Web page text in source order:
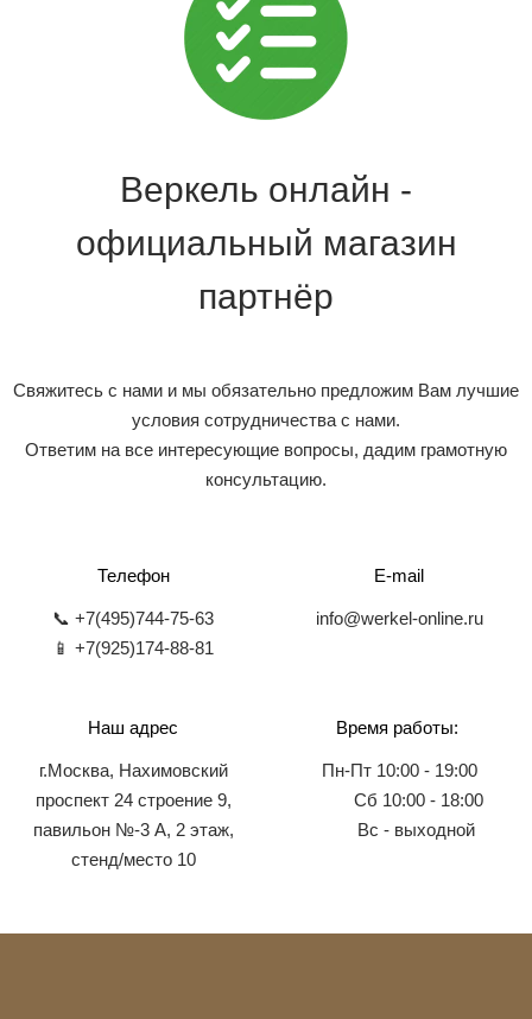
Веркель онлайн -
официальный магазин
партнёр
Свяжитесь с нами и мы обязательно предложим Вам лучшие
условия сотрудничества с нами.
Ответим на все интересующие вопросы, дадим грамотную
консультацию.
Телефон
📞 +7(495)744-75-63
📱 +7(925)174-88-81
E-mail
info@werkel-online.ru
Наш адрес
г.Москва, Нахимовский
проспект 24 строение 9,
павильон №-3 А, 2 этаж,
стенд/место 10
Время работы:
Пн-Пт 10:00 - 19:00
Сб 10:00 - 18:00
Вс - выходной